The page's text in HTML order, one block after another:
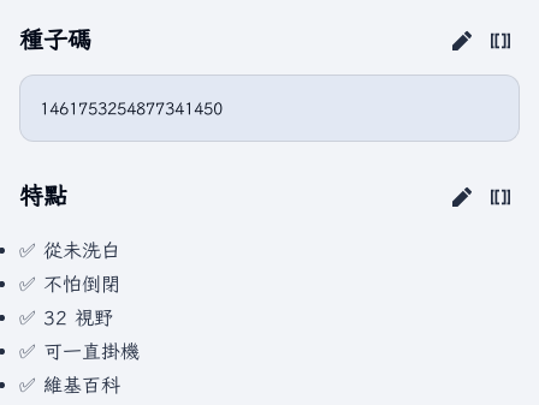
種子碼
特點
✅ 從未洗白
✅ 不怕倒閉
✅ 32 視野
✅ 可一直掛機
✅ 維基百科